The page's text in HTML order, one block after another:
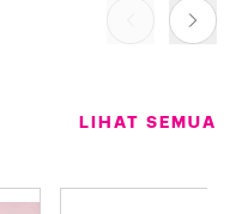
LIHAT SEMUA